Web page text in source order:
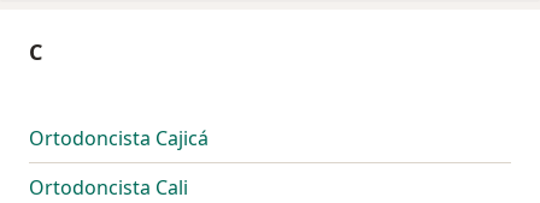
C
Ortodoncista Cajicá
Ortodoncista Cali